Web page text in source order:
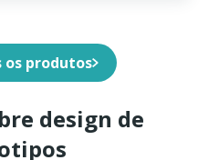
os produtos
design de